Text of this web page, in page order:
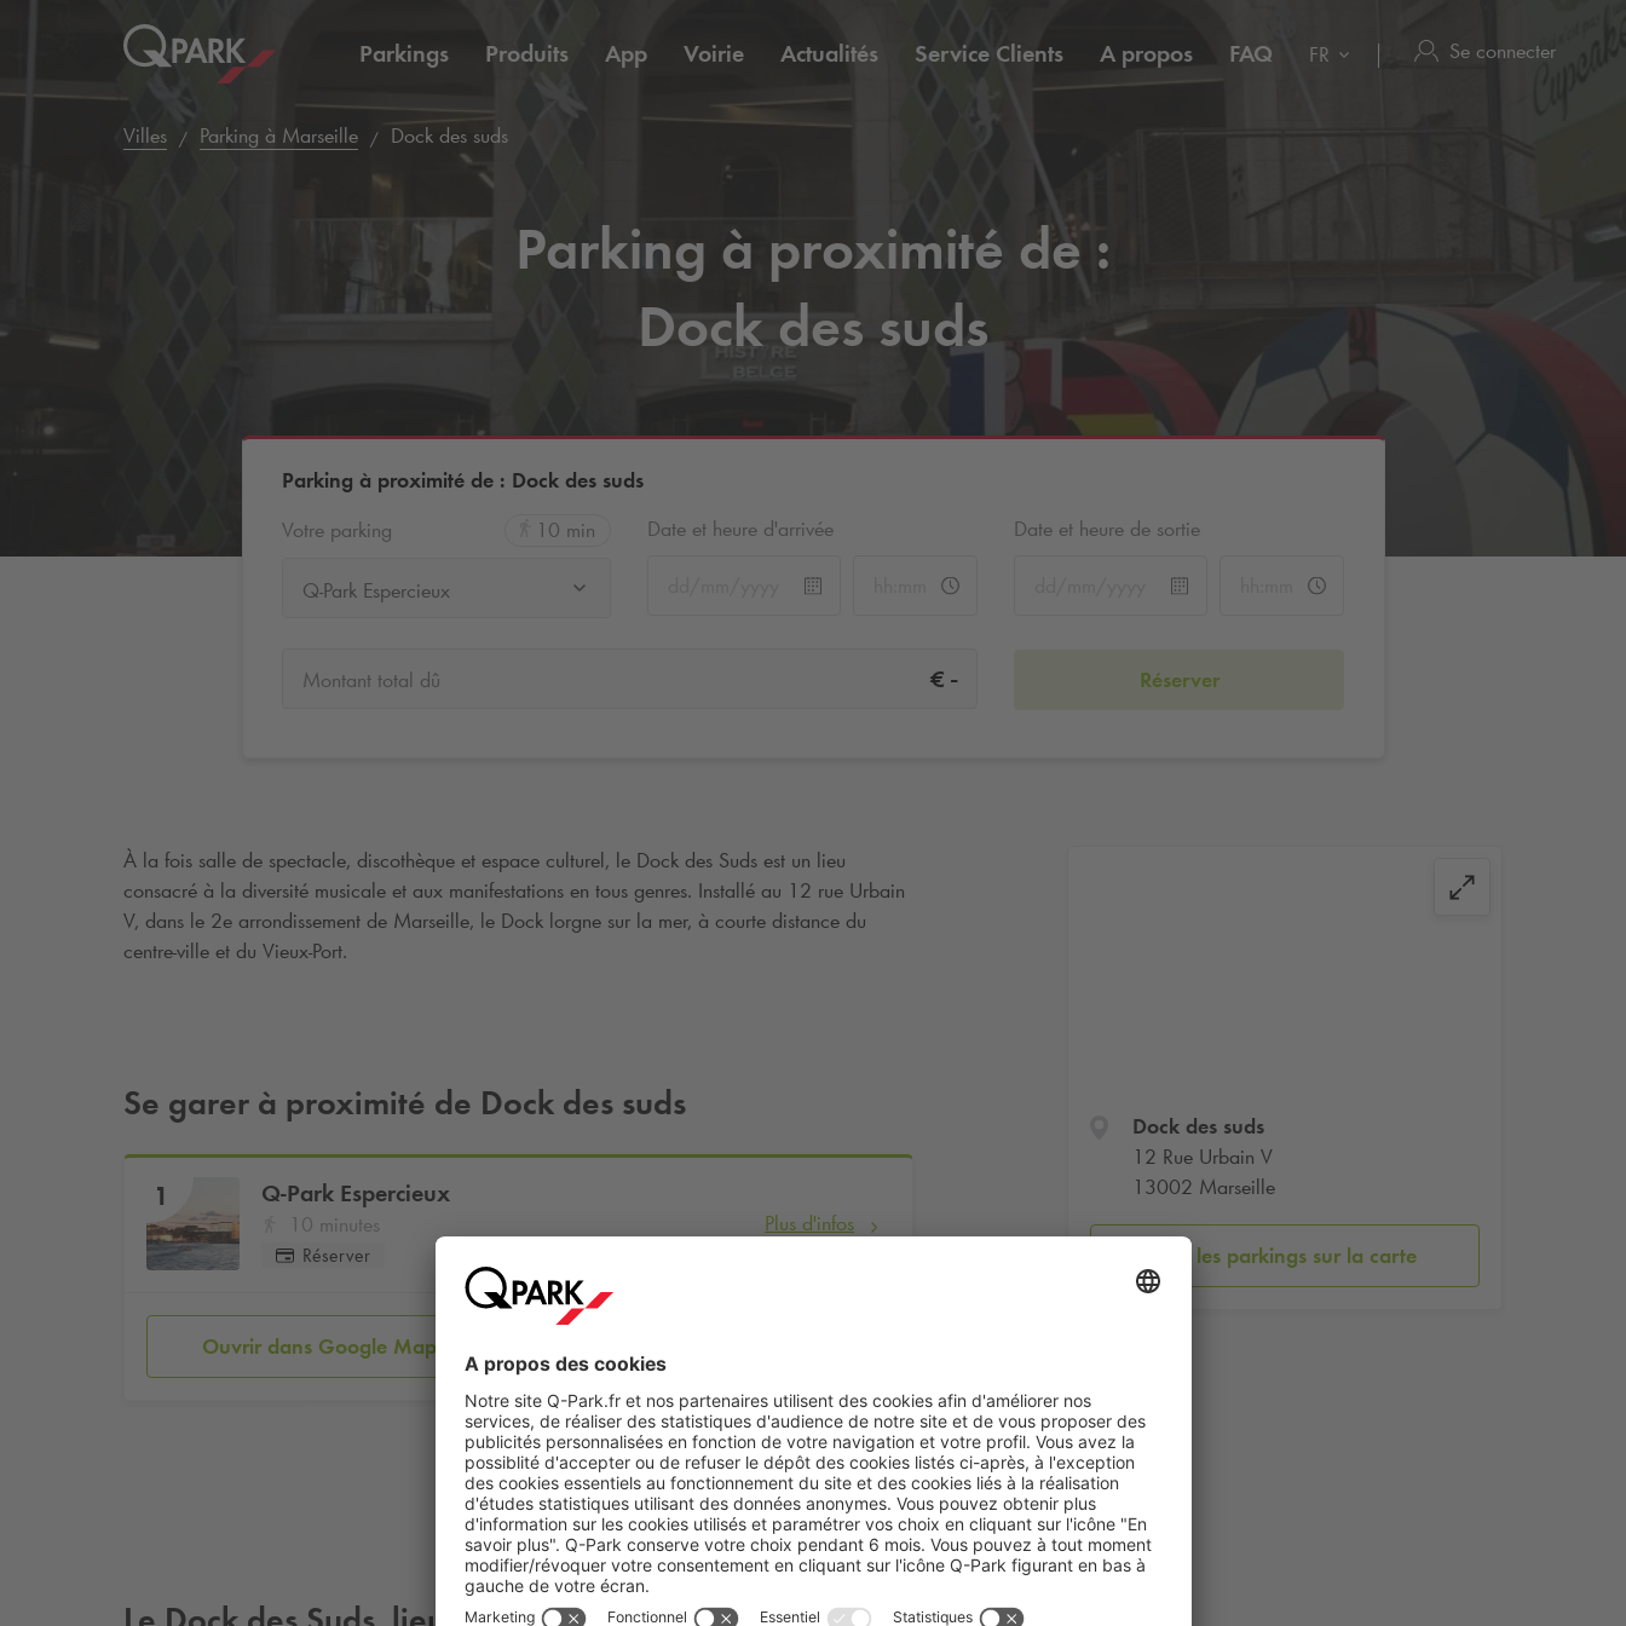
Parkings Produits App Voirie Actualités Service Clients A propos FAQ FR Se connecter
Villes Parking à Marseille Dock des suds
Parking à proximité de :
Dock des suds
Parking à proximité de : Dock des suds
Votre parking
10 min
Q-Park Espercieux
Date et heure d'arrivée Date et heure de sortie
Montant total dû € - Réserver
Dock des suds
12 Rue Urbain V
13002 Marseille
Voir les parkings sur la carte
À la fois salle de spectacle, discothèque et espace culturel, le Dock des Suds est un lieu
consacré à la diversité musicale et aux manifestations en tous genres. Installé au 12 rue Urbain
V, dans le 2e arrondissement de Marseille, le Dock lorgne sur la mer, à courte distance du
centre-ville et du Vieux-Port.
Se garer à proximité de Dock des suds
1 Q-Park Espercieux
10 minutes
Réserver
Plus d'infos
Ouvrir dans Google Maps